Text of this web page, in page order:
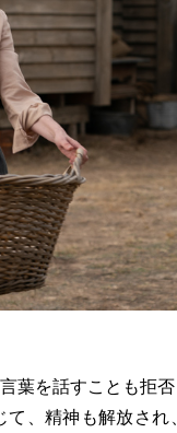
葉を話すことも拒
、精神も解放され